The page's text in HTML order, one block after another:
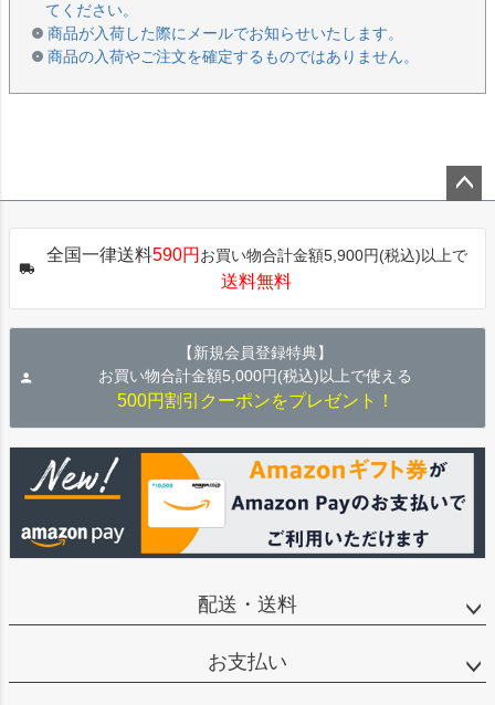
てください。
商品が入荷した際にメールでお知らせいたします。
商品の入荷やご注文を確定するものではありません。
ップ
全国一律送料590円 お買い物合計金額5,900円(税込)以上で
送料無料
【新規会員登録特典】
お買い物合計金額5,000円(税込)以上で使える
500円割引クーポンをプレゼント！
配送・送料
お支払い